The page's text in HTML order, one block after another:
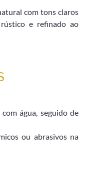
com tons claros
e refinado ao
água, seguido de
ou abrasivos na